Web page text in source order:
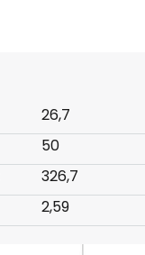
26,7
50
326,7
2,59